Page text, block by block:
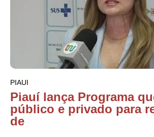
PIAUI
Piauí lança Programa
público e privado para
de